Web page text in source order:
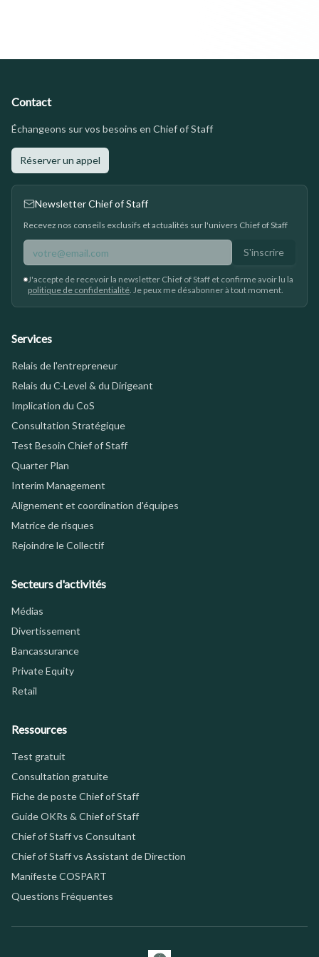
Contact
Échangeons sur vos besoins en Chief of Staff
Réserver un appel
Newsletter Chief of Staff
Recevez nos conseils exclusifs et actualités sur l'univers Chief of Staff
S'inscrire
J'accepte de recevoir la newsletter Chief of Staff et confirme avoir lu la
politique de confidentialité. Je peux me désabonner à tout moment.
Services
Relais de l'entrepreneur
Relais du C-Level & du Dirigeant
Implication du CoS
Consultation Stratégique
Test Besoin Chief of Staff
Quarter Plan
Interim Management
Alignement et coordination d'équipes
Matrice de risques
Rejoindre le Collectif
Secteurs d'activités
Médias
Divertissement
Bancassurance
Private Equity
Retail
Ressources
Test gratuit
Consultation gratuite
Fiche de poste Chief of Staff
Guide OKRs & Chief of Staff
Chief of Staff vs Consultant
Chief of Staff vs Assistant de Direction
Manifeste COSPART
Questions Fréquentes